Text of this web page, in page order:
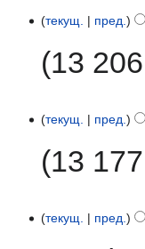
мая текущ. пред.
13
текущ. пред.
13
апрелятекущ. пред.